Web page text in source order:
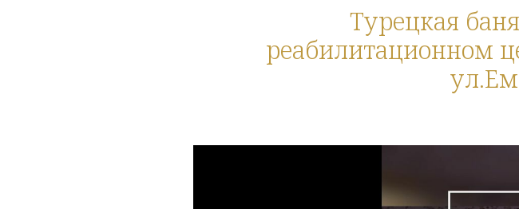
Турецкая
реабилитационном